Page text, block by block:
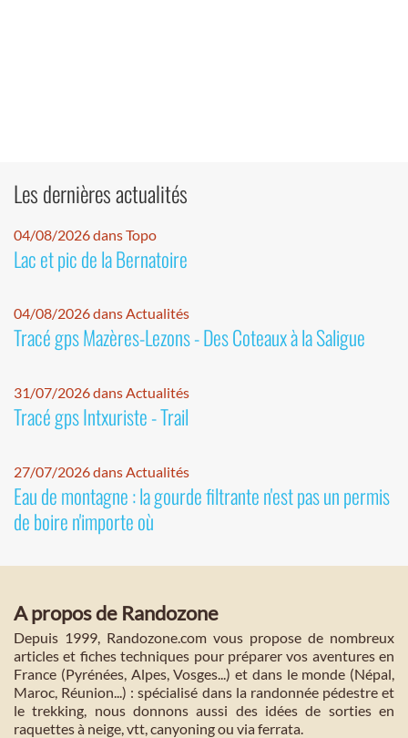
Les dernières actualités
04/08/2026 dans Topo
Lac et pic de la Bernatoire
04/08/2026 dans Actualités
Tracé gps Mazères-Lezons - Des Coteaux à la Saligue
31/07/2026 dans Actualités
Tracé gps Intxuriste - Trail
27/07/2026 dans Actualités
Eau de montagne : la gourde filtrante n'est pas un permis
de boire n'importe où
A propos de Randozone
Depuis 1999, Randozone.com vous propose de nombreux
articles et fiches techniques pour préparer vos aventures en
France (Pyrénées, Alpes, Vosges...) et dans le monde (Népal,
Maroc, Réunion...) : spécialisé dans la randonnée pédestre et
le trekking, nous donnons aussi des idées de sorties en
raquettes à neige, vtt, canyoning ou via ferrata.